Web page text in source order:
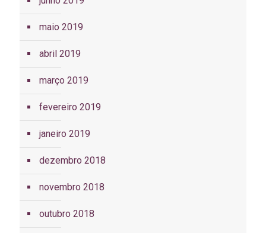
maio 2019
abril 2019
março 2019
fevereiro 2019
janeiro 2019
dezembro 2018
novembro 2018
outubro 2018